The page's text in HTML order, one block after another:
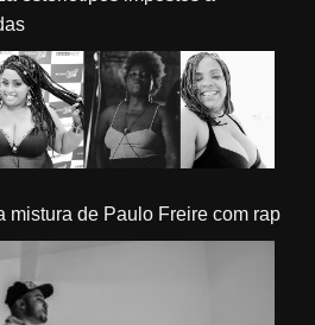
mistura de Paulo Freire com rap